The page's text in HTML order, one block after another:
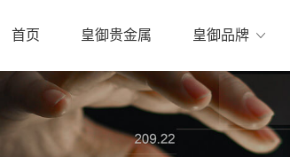
首页 皇御贵金属 皇御品牌